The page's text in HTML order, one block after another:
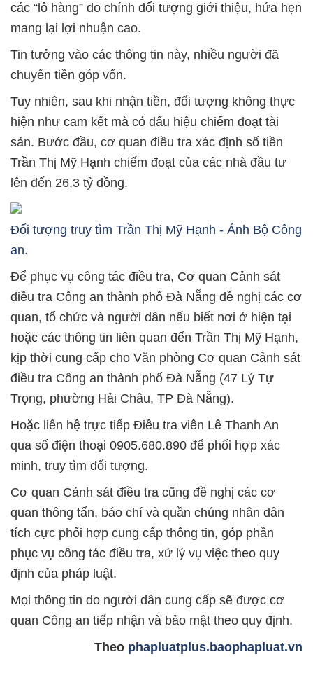
các “lô hàng” do chính đối tượng giới thiệu, hứa hẹn
mang lại lợi nhuận cao.
Tin tưởng vào các thông tin này, nhiều người đã
chuyển tiền góp vốn.
Tuy nhiên, sau khi nhận tiền, đối tượng không thực
hiện như cam kết mà có dấu hiệu chiếm đoạt tài
sản. Bước đầu, cơ quan điều tra xác định số tiền
Trần Thị Mỹ Hạnh chiếm đoạt của các nhà đầu tư
lên đến 26,3 tỷ đồng.
Đối tượng truy tìm Trần Thị Mỹ Hạnh - Ảnh Bộ Công
an.
Để phục vụ công tác điều tra, Cơ quan Cảnh sát
điều tra Công an thành phố Đà Nẵng đề nghị các cơ
quan, tổ chức và người dân nếu biết nơi ở hiện tại
hoặc các thông tin liên quan đến Trần Thị Mỹ Hạnh,
kịp thời cung cấp cho Văn phòng Cơ quan Cảnh sát
điều tra Công an thành phố Đà Nẵng (47 Lý Tự
Trọng, phường Hải Châu, TP Đà Nẵng).
Hoặc liên hệ trực tiếp Điều tra viên Lê Thanh An
qua số điện thoại 0905.680.890 để phối hợp xác
minh, truy tìm đối tượng.
Cơ quan Cảnh sát điều tra cũng đề nghị các cơ
quan thông tấn, báo chí và quần chúng nhân dân
tích cực phối hợp cung cấp thông tin, góp phần
phục vụ công tác điều tra, xử lý vụ việc theo quy
định của pháp luật.
Mọi thông tin do người dân cung cấp sẽ được cơ
quan Công an tiếp nhận và bảo mật theo quy định.
Theo phapluatplus.baophapluat.vn